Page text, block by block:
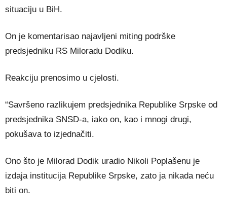
situaciju u BiH.
On je komentarisao najavljeni miting podrške
predsjedniku RS Miloradu Dodiku.
Reakciju prenosimo u cjelosti.
“Savršeno razlikujem predsjednika Republike Srpske od
predsjednika SNSD-a, iako on, kao i mnogi drugi,
pokušava to izjednačiti.
Ono što je Milorad Dodik uradio Nikoli Poplašenu je
izdaja institucija Republike Srpske, zato ja nikada neću
biti on.